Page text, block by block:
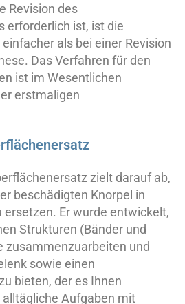
Revision des
erforderlich ist, ist die
als bei einer Revision
Das Verfahren für den
ist im Wesentlichen
erstmaligen
zielt darauf ab,
beschädigten Knorpel in
Er wurde entwickelt,
Strukturen (Bänder und
zusammenzuarbeiten und
sowie einen
bieten, der es Ihnen
Aufgaben mit